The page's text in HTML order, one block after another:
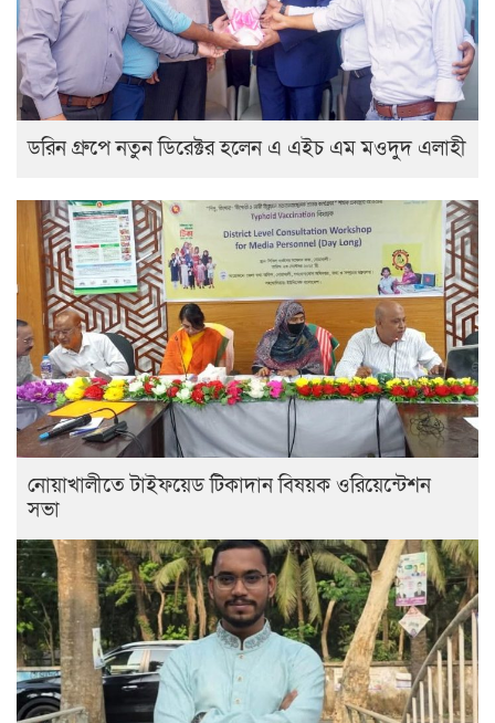
ডরিন গ্রুপে নতুন ডিরেক্টর হলেন এ এইচ এম মওদুদ এলাহী
নোয়াখালীতে টাইফয়েড টিকাদান বিষয়ক ওরিয়েন্টেশন
সভা